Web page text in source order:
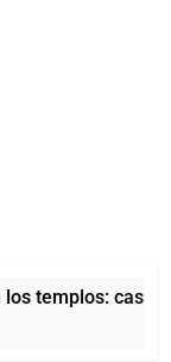
templos: casi